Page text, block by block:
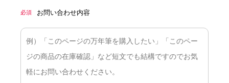
必須 お問い合わせ内容